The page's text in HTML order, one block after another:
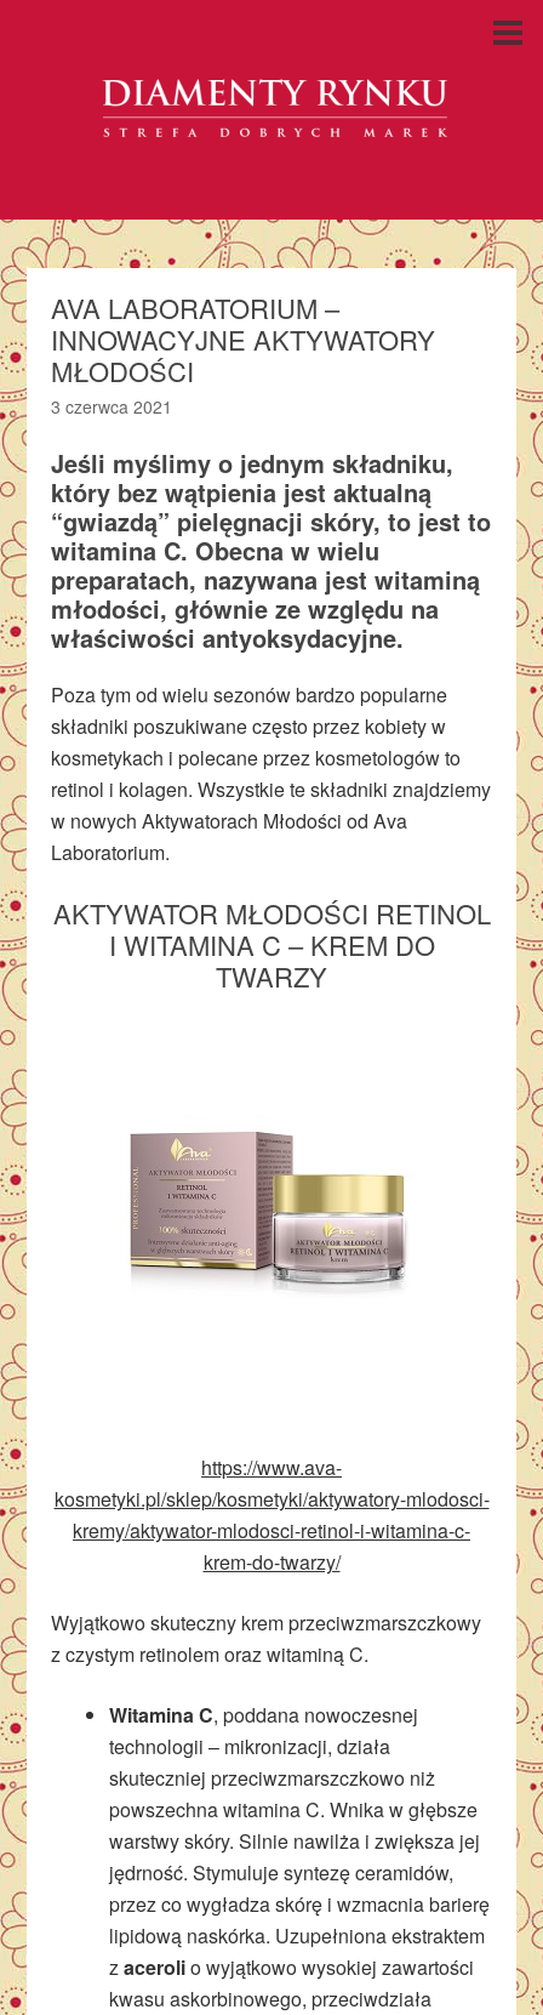
AVA LABORATORIUM –
INNOWACYJNE AKTYWATORY
MŁODOŚCI
3 czerwca 2021
Jeśli myślimy o jednym składniku,
który bez wątpienia jest aktualną
“gwiazdą” pielęgnacji skóry, to jest to
witamina C. Obecna w wielu
preparatach, nazywana jest witaminą
młodości, głównie ze względu na
właściwości antyoksydacyjne.
Poza tym od wielu sezonów bardzo popularne
składniki poszukiwane często przez kobiety w
kosmetykach i polecane przez kosmetologów to
retinol i kolagen. Wszystkie te składniki znajdziemy
w nowych Aktywatorach Młodości od Ava
Laboratorium.
AKTYWATOR MŁODOŚCI RETINOL
I WITAMINA C – KREM DO
TWARZY
https://www.ava-
kosmetyki.pl/sklep/kosmetyki/aktywatory-mlodosci-
kremy/aktywator-mlodosci-retinol-i-witamina-c-
krem-do-twarzy/
Wyjątkowo skuteczny krem przeciwzmarszczkowy
z czystym retinolem oraz witaminą C.
Witamina C, poddana nowoczesnej
technologii – mikronizacji, działa
skuteczniej przeciwzmarszczkowo niż
powszechna witamina C. Wnika w głębsze
warstwy skóry. Silnie nawilża i zwiększa jej
jędrność. Stymuluje syntezę ceramidów,
przez co wygładza skórę i wzmacnia barierę
lipidową naskórka. Uzupełniona ekstraktem
zacerolio wyjątkowo wysokiej zawartości
kwasu askorbinowego, przeciwdziała